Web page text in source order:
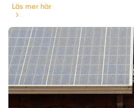
Läs mer här